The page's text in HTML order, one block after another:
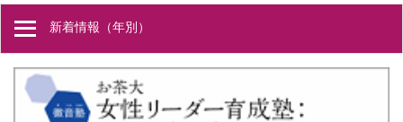
新着情報（年別）